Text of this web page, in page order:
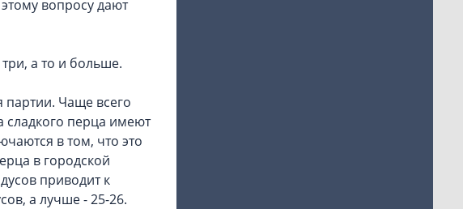
вопросу дают
а то и больше.
партии. Чаще всего
сладкого перца имеют
в том, что это
в городской
приводит к
а лучше - 25-26.